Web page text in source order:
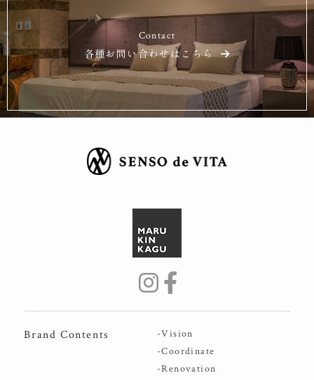
Contact
各種お問い合わせはこちら
Brand Contents
-Vision
-Coordinate
-Renovation